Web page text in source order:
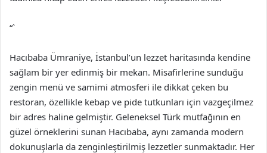
“`
Hacıbaba Ümraniye, İstanbul’un lezzet haritasında kendine
sağlam bir yer edinmiş bir mekan. Misafirlerine sunduğu
zengin menü ve samimi atmosferi ile dikkat çeken bu
restoran, özellikle kebap ve pide tutkunları için vazgeçilmez
bir adres haline gelmiştir. Geleneksel Türk mutfağının en
güzel örneklerini sunan Hacıbaba, aynı zamanda modern
dokunuşlarla da zenginleştirilmiş lezzetler sunmaktadır. Her